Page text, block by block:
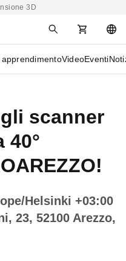
3D
VideoEventi
scanner
40°
Helsinki +03:00
23, 52100 Arezzo,